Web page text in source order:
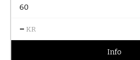
60
– KR
Info